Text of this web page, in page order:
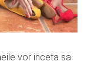
vor inceta sa